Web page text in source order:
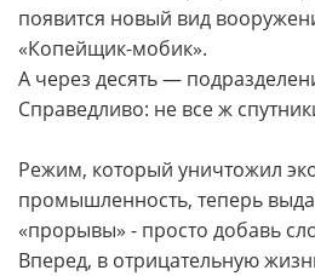
появится новый вид
«Копейщик-мобик».
А через десять —
Справедливо: не все ж
Режим, который уничтожил
промышленность, теперь
«прорывы» - просто добавь
Вперед, в отрицательную